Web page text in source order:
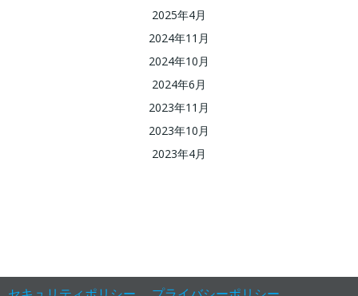
2025年4月
2024年11月
2024年10月
2024年6月
2023年11月
2023年10月
2023年4月